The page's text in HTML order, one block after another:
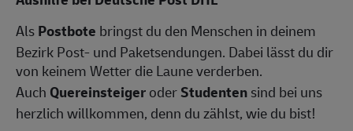
AlsPostbote bringst du den Menschen in deinem
Bezirk Post- und Paketsendungen. Dabei lässt du dir
von keinem Wetter die Laune verderben.
Auch QuereinsteigeroderStudentensind bei uns
herzlich willkommen, denn du zählst, wie du bist!